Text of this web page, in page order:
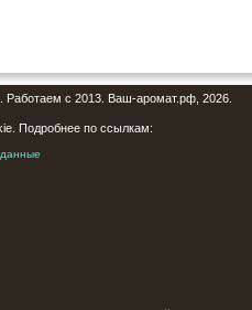
Работаем с 2013. Ваш-аромат.рф, 2026.
Подробнее по ссылкам: